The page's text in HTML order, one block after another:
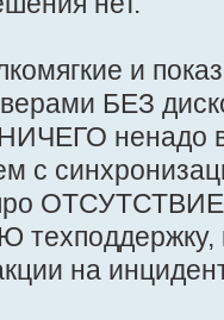
и
БЕЗ
ненадо
на